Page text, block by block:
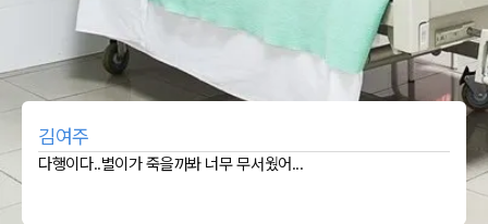
김여주
다행이다..별이가 죽을까봐 너무 무서웠어...